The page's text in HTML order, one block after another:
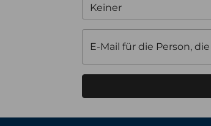
Keiner
E-Mail für die Person,